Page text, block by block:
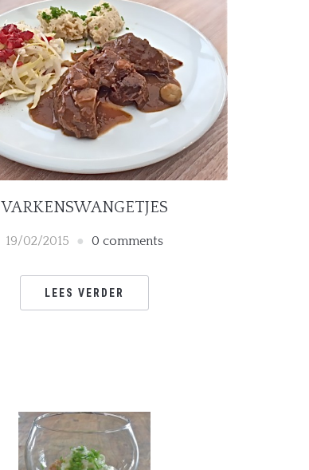
VARKENSWANGETJES
19/02/2015 0 comments
LEES VERDER